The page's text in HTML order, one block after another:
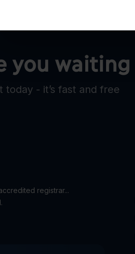
you
today - it’s fast and free
registrar...